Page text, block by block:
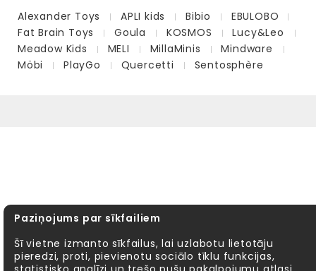
Alexander Toys APLI kids Bibio
EBULOBO
Fat Brain Toys
Goula KOSMOS
Lucy&Leo
Meadow Kids
MELI MillaMinis
Mindware
Möbi
PlayGo Quercetti Sentosphère
Paziņojums par sīkfailiem
Šī vietne izmanto sīkfailus, lai uzlabotu lietotāju
pieredzi, proti, pievienotu sociālo tīklu funkcijas,